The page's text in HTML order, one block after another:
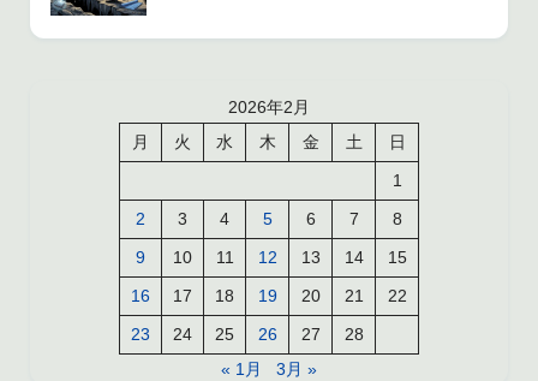
2026年2月
月
火 水 木 金 土
日
1
2
3 4 5 6 7
8
9
10 11 12 13 14
15
16
17 18 19 20 21
22
23
24 25 26 27
28
« 1月
3月 »